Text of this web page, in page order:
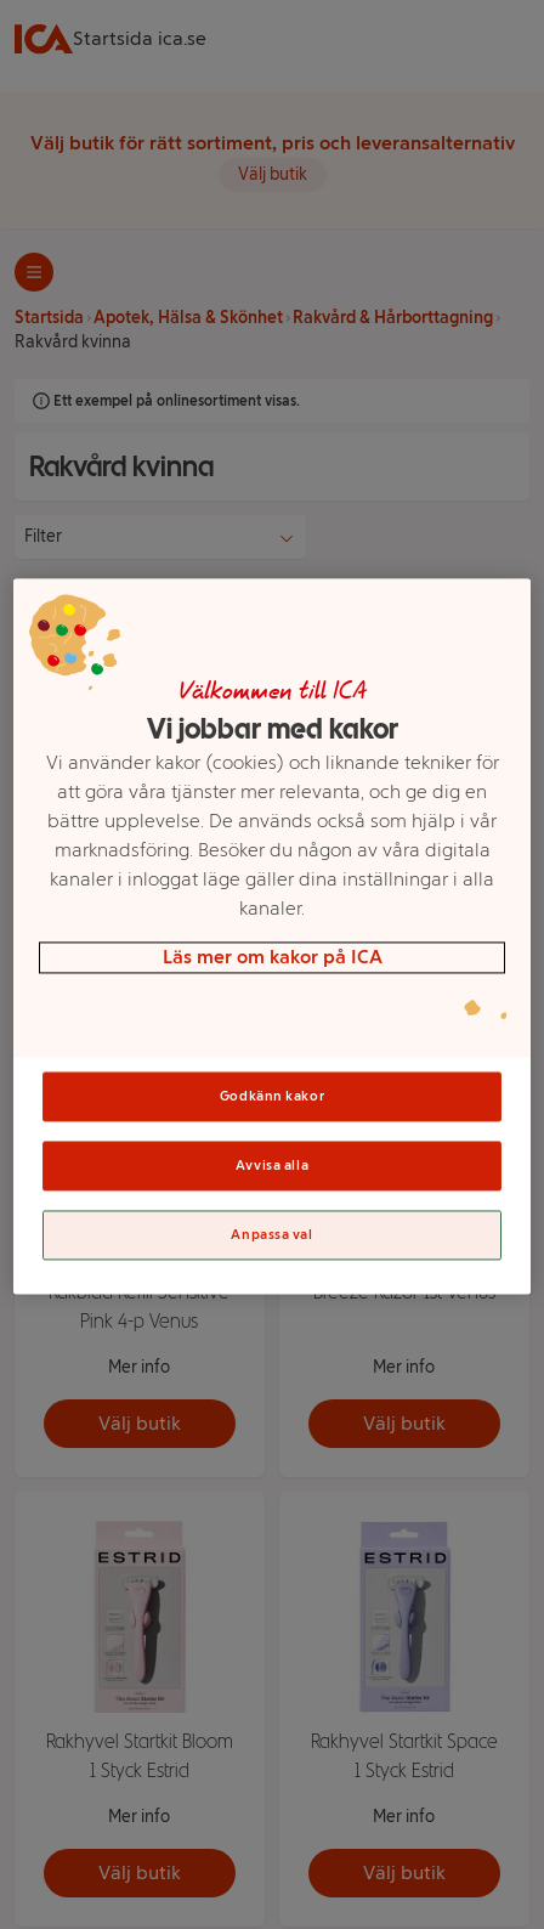
Startsida ica.se
Välj butik för rätt sortiment, pris och leveransalternativ
Välj butik
Startsida Apotek, Hälsa & Skönhet
Rakvård & Hårborttagning
Rakvård kvinna
Ett exempel på onlinesortiment visas.
Rakvård kvinna
Filter
Rakhyvel Intim 1p
Gillette Venus
Välj butik
Rakhyvel Extra Smooth
Sensitive 4-p Venus
Välj butik
Rakblad Refill Sensitive
Pink 4-p Venus
Mer info
Välj butik
Breeze Razor 1st Venus
Mer info
Välj butik
Rakhyvel Startkit Bloom
1 Styck Estrid
Mer info
Välj butik
Rakhyvel Startkit Space
1 Styck Estrid
Mer info
Välj butik
Välkommen till ICA
Vi jobbar med kakor
Vi använder kakor (cookies) och liknande tekniker för
att göra våra tjänster mer relevanta, och ge dig en
bättre upplevelse. De används också som hjälp i vår
marknadsföring. Besöker du någon av våra digitala
kanaler i inloggat läge gäller dina inställningar i alla
kanaler.
Läs mer om kakor på ICA
Godkänn kakor
Avvisa alla
Anpassa val